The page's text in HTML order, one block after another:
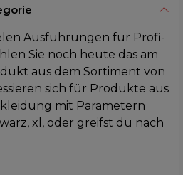
Ausführungen für Profi-
Sie noch heute das am
aus dem Sortiment von
sich für Produkte aus
mit Parametern
xl, oder greifst du nach